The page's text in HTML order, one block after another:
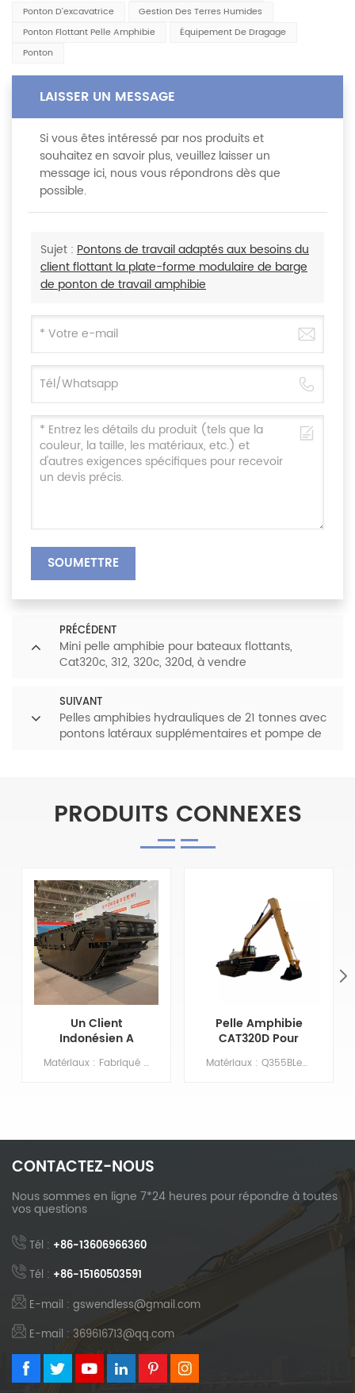
Ponton D'excavatrice
Gestion Des Terres Humides
Ponton Flottant Pelle Amphibie
Équipement De Dragage
Ponton
LAISSER UN MESSAGE
Si vous êtes intéressé par nos produits et
souhaitez en savoir plus, veuillez laisser un
message ici, nous vous répondrons dès que
possible.
Sujet : Pontons de travail adaptés aux besoins du
client flottant la plate-forme modulaire de barge
de ponton de travail amphibie
SOUMETTRE
PRÉCÉDENT
Mini pelle amphibie pour bateaux flottants,
Cat320c, 312, 320c, 320d, à vendre
SUIVANT
Pelles amphibies hydrauliques de 21 tonnes avec
pontons latéraux supplémentaires et pompe de
PRODUITS CONNEXES
Un Client
Indonésien A
Commandé Le
Châssis Matériaux : Fabriqué à partir de tôles d'acier marine galvaniséesLes excavatrices amphibies sont des excavatrices polyvalentes utilisées dans les zones terrestres, en eau peu profonde, dans les marais et en eau profonde. Le kit de flotteur d'excavatrice comprendUne paire de pontons principaux, des chaînes, des moteurs hydrauliques, des supports d'excavatrice, 2 poutres, un ensemble de conduites d'huile
Pelle Amphibie
CAT320D Pour
Terrains HumidesMatériaux : Q355BLes excavatrices amphibies sont des excavatrices polyvalentes utilisées dans les zones terrestres, en eau peu profonde, dans les marais et en eau profonde. Le kit de flotteur pour excavatrice comprendUne paire de pontons principaux, des chaînes, des moteurs hydrauliques, des supports d'excavatrice, 2 poutres, un ensemble de conduites d'huile
CONTACTEZ-NOUS
Nous sommes en ligne 7*24 heures pour répondre à toutes
vos questions
Tél : +86-13606966360
Tél : +86-15160503591
E-mail : gswendless@gmail.com
E-mail : 369616713@qq.com